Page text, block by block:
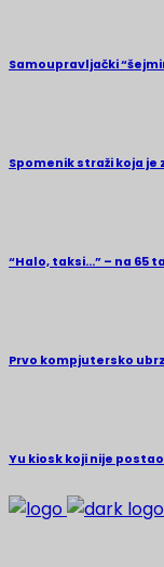
Samoupravljački
Spomenik straži koja
“Halo, taksi…” – na 65
Prvo kompjutersko
Yu kiosk koji nije